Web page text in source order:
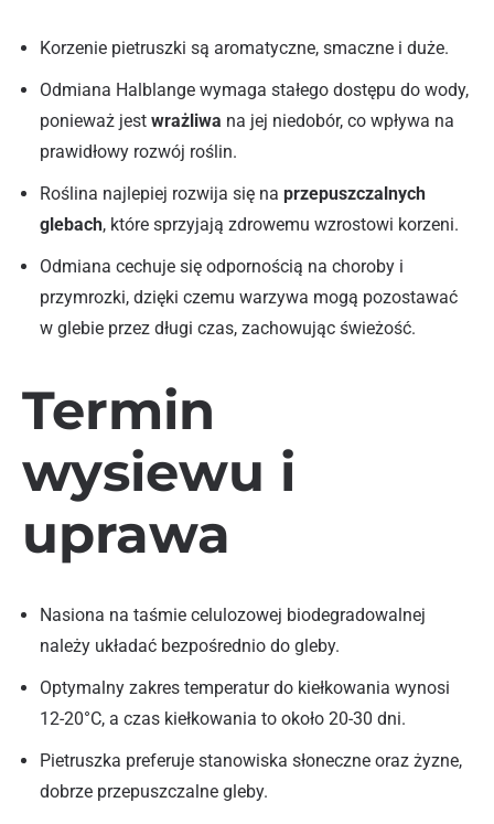
Korzenie pietruszki są aromatyczne, smaczne i duże.
Odmiana Halblange wymaga stałego dostępu do wody,
ponieważ jest wrażliwa na jej niedobór, co wpływa na
prawidłowy rozwój roślin.
Roślina najlepiej rozwija się na przepuszczalnych
glebach, które sprzyjają zdrowemu wzrostowi korzeni.
Odmiana cechuje się odpornością na choroby i
przymrozki, dzięki czemu warzywa mogą pozostawać
w glebie przez długi czas, zachowując świeżość.
Termin
wysiewu i
uprawa
Nasiona na taśmie celulozowej biodegradowalnej
należy układać bezpośrednio do gleby.
Optymalny zakres temperatur do kiełkowania wynosi
12-20°C, a czas kiełkowania to około 20-30 dni.
Pietruszka preferuje stanowiska słoneczne oraz żyzne,
dobrze przepuszczalne gleby.